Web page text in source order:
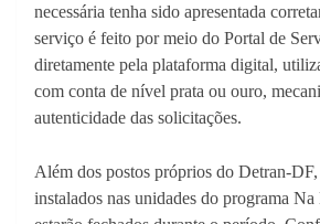
necessária tenha sido apresentada
serviço é feito por meio do Portal de
diretamente pela plataforma digital,
com conta de nível prata ou ouro,
autenticidade das solicitações.
Além dos postos próprios do Detran-
instalados nas unidades do programa